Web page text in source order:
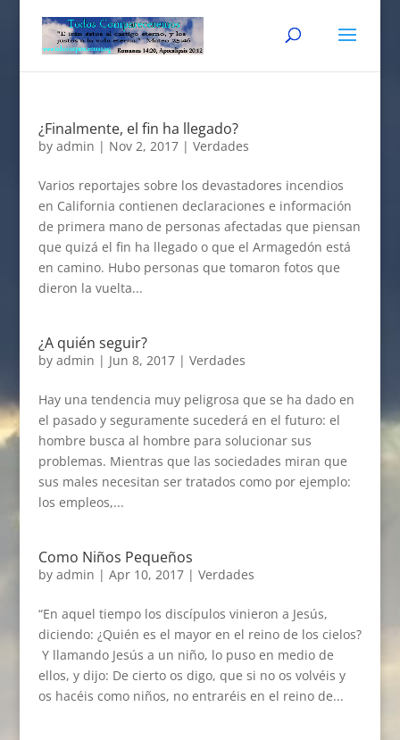
¿Finalmente, el fin ha llegado?
by admin | Nov 2, 2017| Verdades
Varios reportajes sobre los devastadores incendios
en California contienen declaraciones e información
de primera mano de personas afectadas que piensan
que quizá el fin ha llegado o que el Armagedón está
en camino. Hubo personas que tomaron fotos que
dieron la vuelta...
¿A quién seguir?
by admin | Jun 8, 2017| Verdades
Hay una tendencia muy peligrosa que se ha dado en
el pasado y seguramente sucederá en el futuro: el
hombre busca al hombre para solucionar sus
problemas. Mientras que las sociedades miran que
sus males necesitan ser tratados como por ejemplo:
los empleos,...
Como Niños Pequeños
by admin | Apr 10, 2017| Verdades
“En aquel tiempo los discípulos vinieron a Jesús,
diciendo: ¿Quién es el mayor en el reino de los cielos?
Y llamando Jesús a un niño, lo puso en medio de
ellos, y dijo: De cierto os digo, que si no os volvéis y
os hacéis como niños, no entraréis en el reino de...